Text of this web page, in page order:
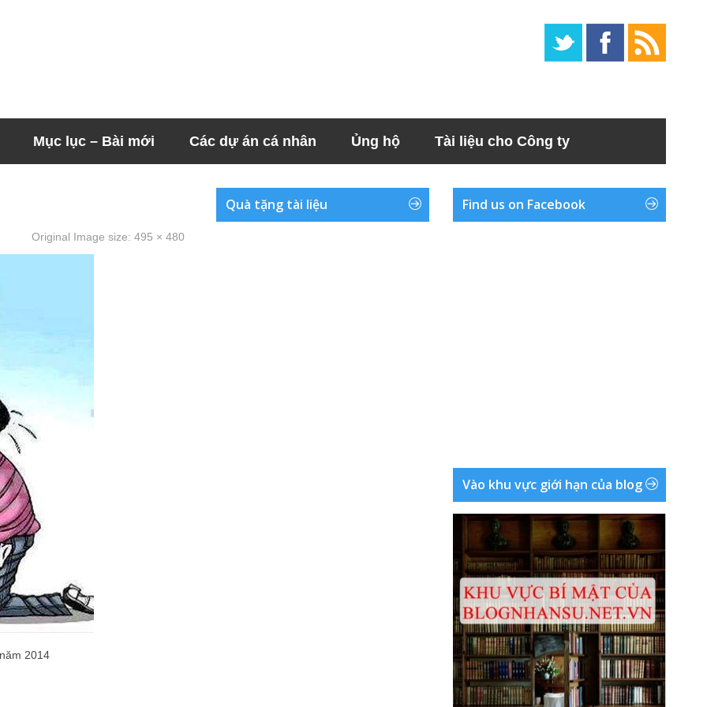
Mục lục – Bài mới Các dự án cá nhân Ủng hộ Tài liệu cho Công ty
Original Image size: 495 × 480
2014
Quà tặng tài liệu Find us on Facebook
Vào khu vực giới hạn của blog